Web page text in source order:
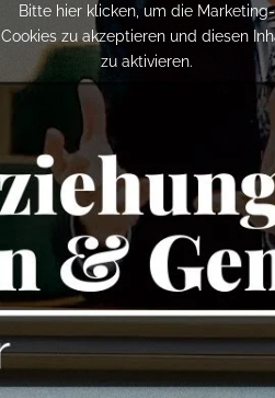
Bitte hier klicken, um die Marketing-
Cookies zu akzeptieren und diesen
zu aktivieren.